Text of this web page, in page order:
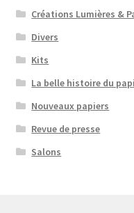
Créations Lumières &
Divers
Kits
La belle histoire du
Nouveaux papiers
Revue de presse
Salons